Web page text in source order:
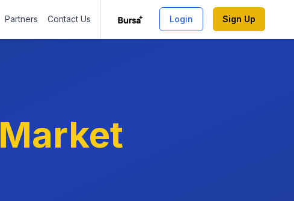
Partners Contact Us Login Sign Up
Market